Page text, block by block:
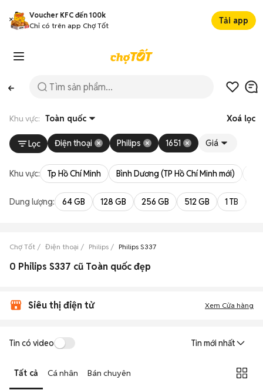
Voucher KFC đến 100k
Chỉ có trên app Chợ Tốt
Tải app
Khu vực: Toàn quốc Xoá lọc
Lọc Điện thoại Philips 1651 Giá
Khu vực: Tp Hồ Chí Minh Bình Dương (TP Hồ Chí Minh mới)
Dung lượng: 64 GB 128 GB 256 GB 512 GB 1 TB
Chợ Tốt Điện thoại Philips Philips S337
0 Philips S337 cũ Toàn quốc đẹp
Siêu thị điện tử Xem Cửa hàng
Tin có video Tin mới nhất
Tất cả Cá nhân Bán chuyên